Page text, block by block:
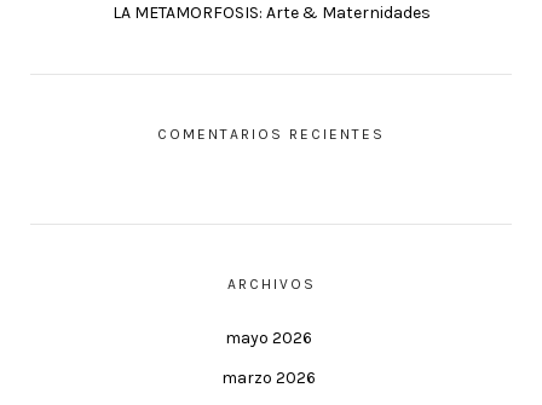
LA METAMORFOSIS: Arte & Maternidades
COMENTARIOS RECIENTES
ARCHIVOS
mayo 2026
marzo 2026